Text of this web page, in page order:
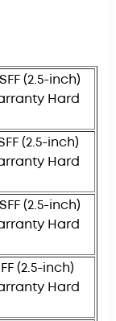
(2.5-inch)
Hard
(2.5-inch)
Hard
(2.5-inch)
Hard
(2.5-inch)
Hard